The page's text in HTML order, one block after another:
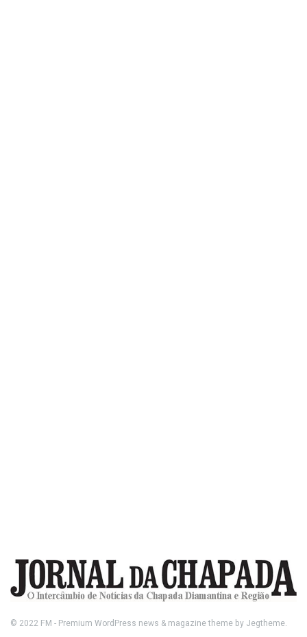
© 2022 FM - Premium WordPress news & magazine theme by Jegtheme.